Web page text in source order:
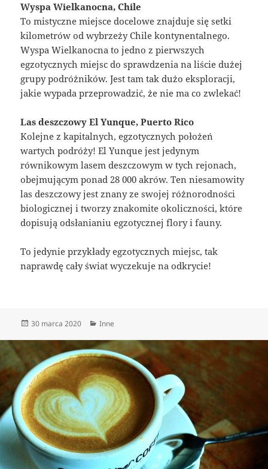
Wyspa Wielkanocna, Chile
To mistyczne miejsce docelowe znajduje się setki
kilometrów od wybrzeży Chile kontynentalnego.
Wyspa Wielkanocna to jedno z pierwszych
egzotycznych miejsc do sprawdzenia na liście dużej
grupy podróżników. Jest tam tak dużo eksploracji,
jakie wypada przeprowadzić, że nie ma co zwlekać!
Las deszczowy El Yunque, Puerto Rico
Kolejne z kapitalnych, egzotycznych położeń
wartych podróży! El Yunque jest jedynym
równikowym lasem deszczowym w tych rejonach,
obejmującym ponad 28 000 akrów. Ten niesamowity
las deszczowy jest znany ze swojej różnorodności
biologicznej i tworzy znakomite okoliczności, które
dopisują odsłanianiu egzotycznej flory i fauny.
To jedynie przykłady egzotycznych miejsc, tak
naprawdę cały świat wyczekuje na odkrycie!
Data
30 marca 2020 Kategorie
Inne